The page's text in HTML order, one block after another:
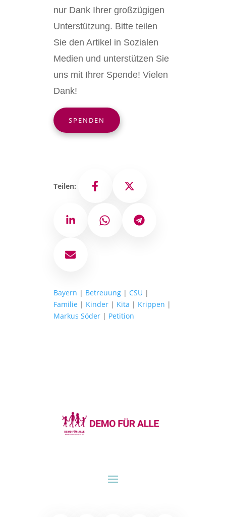
nur Dank Ihrer großzügigen
Unterstützung. Bitte teilen
Sie den Artikel in Sozialen
Medien und unterstützen Sie
uns mit Ihrer Spende! Vielen
Dank!
SPENDEN
Teilen: Facebook X
LinkedIn WhatsAppTelegram
E-Mail
Bayern | Betreuung| CSU |
Familie | Kinder| Kita | Krippen |
Markus Söder| Petition